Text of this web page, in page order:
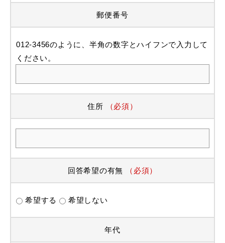
郵便番号
012-3456のように、半角の数字とハイフンで入力して
ください。
住所 （必須）
回答希望の有無 （必須）
希望する 希望しない
年代